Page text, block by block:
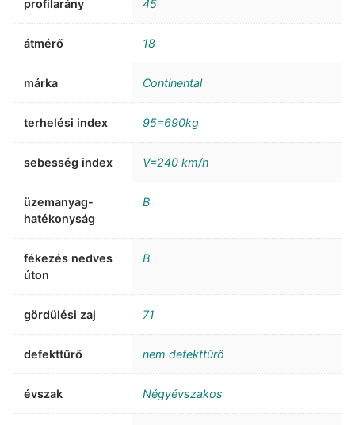
profilarány 45
átmérő 18
márka Continental
terhelési index 95=690kg
sebesség index V=240 km/h
üzemanyag-
hatékonyság
B
fékezés nedves
úton
B
gördülési zaj 71
defekttűrő nem defekttűrő
évszak Négyévszakos